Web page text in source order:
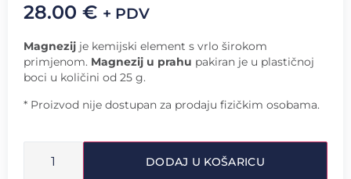
28.00 € + PDV
Magnezij je kemijski element s vrlo širokom
primjenom. Magnezij u prahu pakiran je u plastičnoj
boci u količini od 25 g.
* Proizvod nije dostupan za prodaju fizičkim osobama.
DODAJ U KOŠARICU